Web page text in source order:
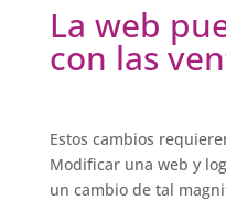
La web
con las
Estos cambios
Modificar una web y
un cambio de tal